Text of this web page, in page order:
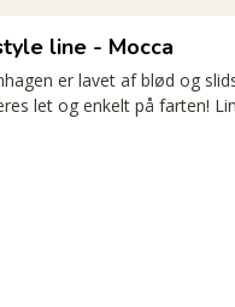
line - Mocca
er lavet af blød og
let og enkelt på farten!